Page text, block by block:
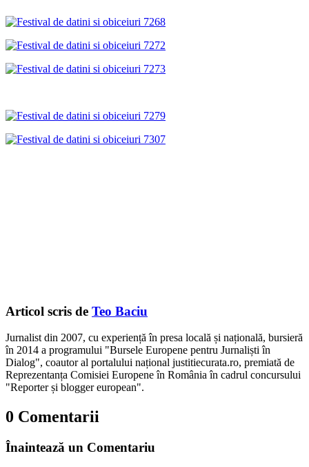
Articol scris de Teo Baciu
Jurnalist din 2007, cu experiență în presa locală și națională, bursieră
în 2014 a programului "Bursele Europene pentru Jurnaliști în
Dialog", coautor al portalului național justitiecurata.ro, premiată de
Reprezentanța Comisiei Europene în România în cadrul concursului
"Reporter și blogger european".
0 Comentarii
Înaintează un Comentariu